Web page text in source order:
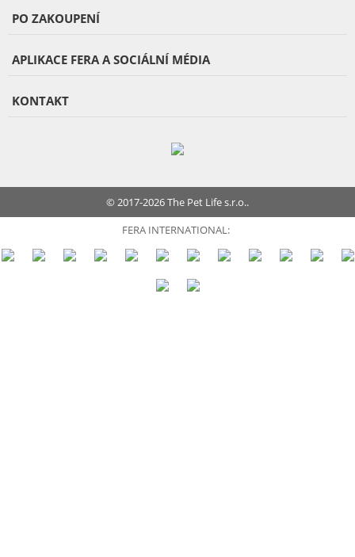
PO ZAKOUPENÍ
APLIKACE FERA A SOCIÁLNÍ MÉDIA
KONTAKT
© 2017-2026 The Pet Life s.r.o..
FERA INTERNATIONAL: